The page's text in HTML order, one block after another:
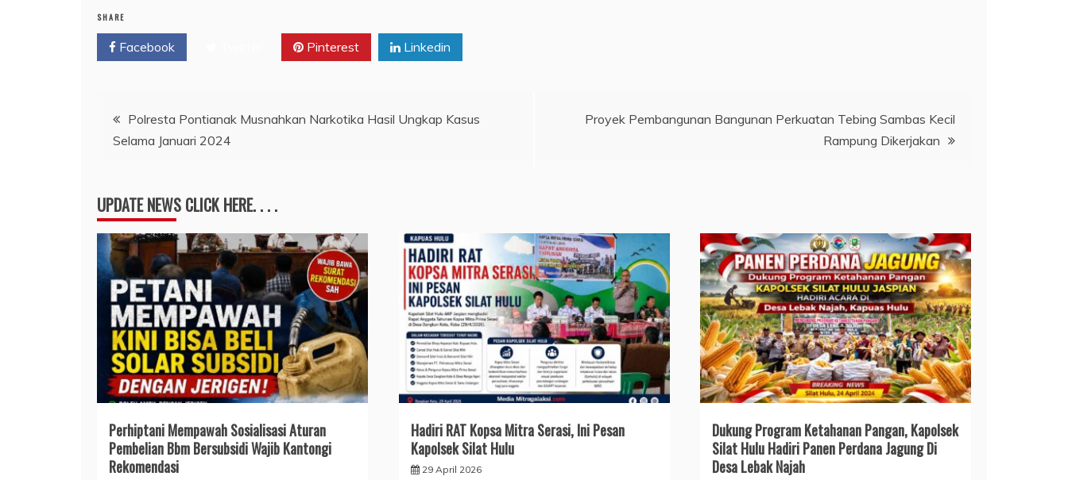
SHARE
Facebook Pinterest Linkedin
Navigasi
pos
Polresta Pontianak Musnahkan Narkotika Hasil Ungkap Kasus
Selama Januari 2024
Proyek Pembangunan Bangunan Perkuatan Tebing Sambas Kecil
Rampung Dikerjakan
UPDATE NEWS CLICK HERE. . . .
Perhiptani Mempawah Sosialisasi Aturan
Pembelian Bbm Bersubsidi Wajib Kantongi
Rekomendasi
Hadiri RAT Kopsa Mitra Serasi, Ini Pesan
Kapolsek Silat Hulu
29 April 2026
Dukung Program Ketahanan Pangan, Kapolsek
Silat Hulu Hadiri Panen Perdana Jagung Di
Desa Lebak Najah